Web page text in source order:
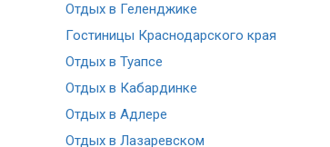
Отдых в Геленджике
Гостиницы Краснодарского края
Отдых в Туапсе
Отдых в Кабардинке
Отдых в Адлере
Отдых в Лазаревском